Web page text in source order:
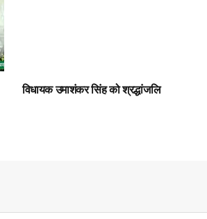
विधायक उमाशंकर सिंह को श्रद्धांजलि